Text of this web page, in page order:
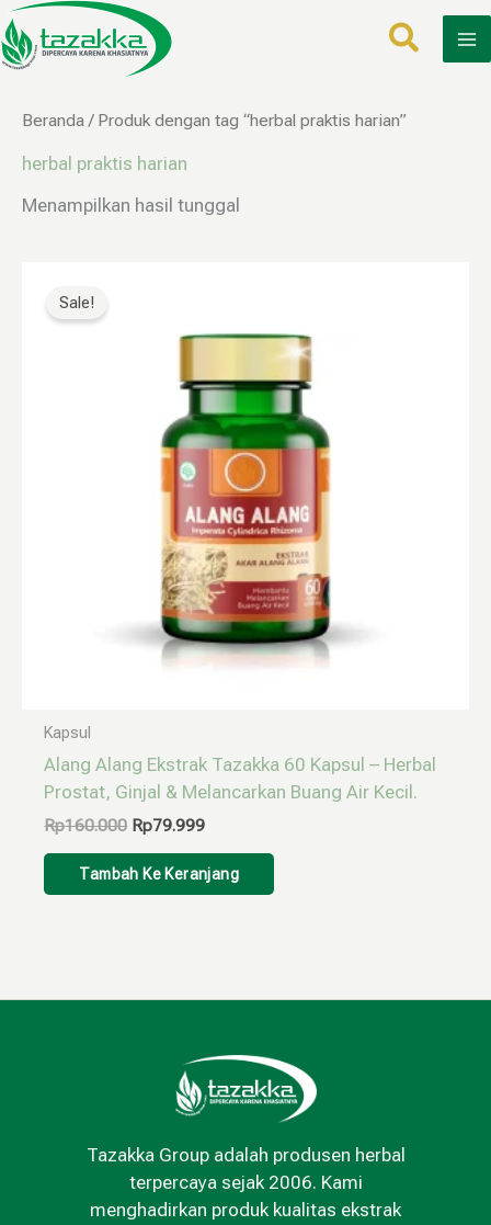
Lewati
ke
konten
Beranda / Produk dengan tag “herbal praktis harian”
herbal praktis harian
Menampilkan hasil tunggal
Sale!
Kapsul
Alang Alang Ekstrak Tazakka 60 Kapsul – Herbal
Prostat, Ginjal & Melancarkan Buang Air Kecil.
Rp160.000
Rp160.000.
Rp79.999
adalah:
Rp79.999.
Tambah Ke Keranjang
Tazakka Group adalah produsen herbal
terpercaya sejak 2006. Kami
menghadirkan produk kualitas ekstrak